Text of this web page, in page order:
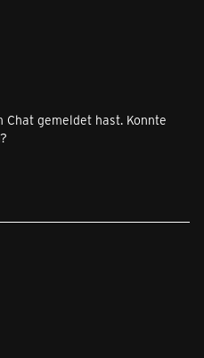
Chat gemeldet hast. Konnte